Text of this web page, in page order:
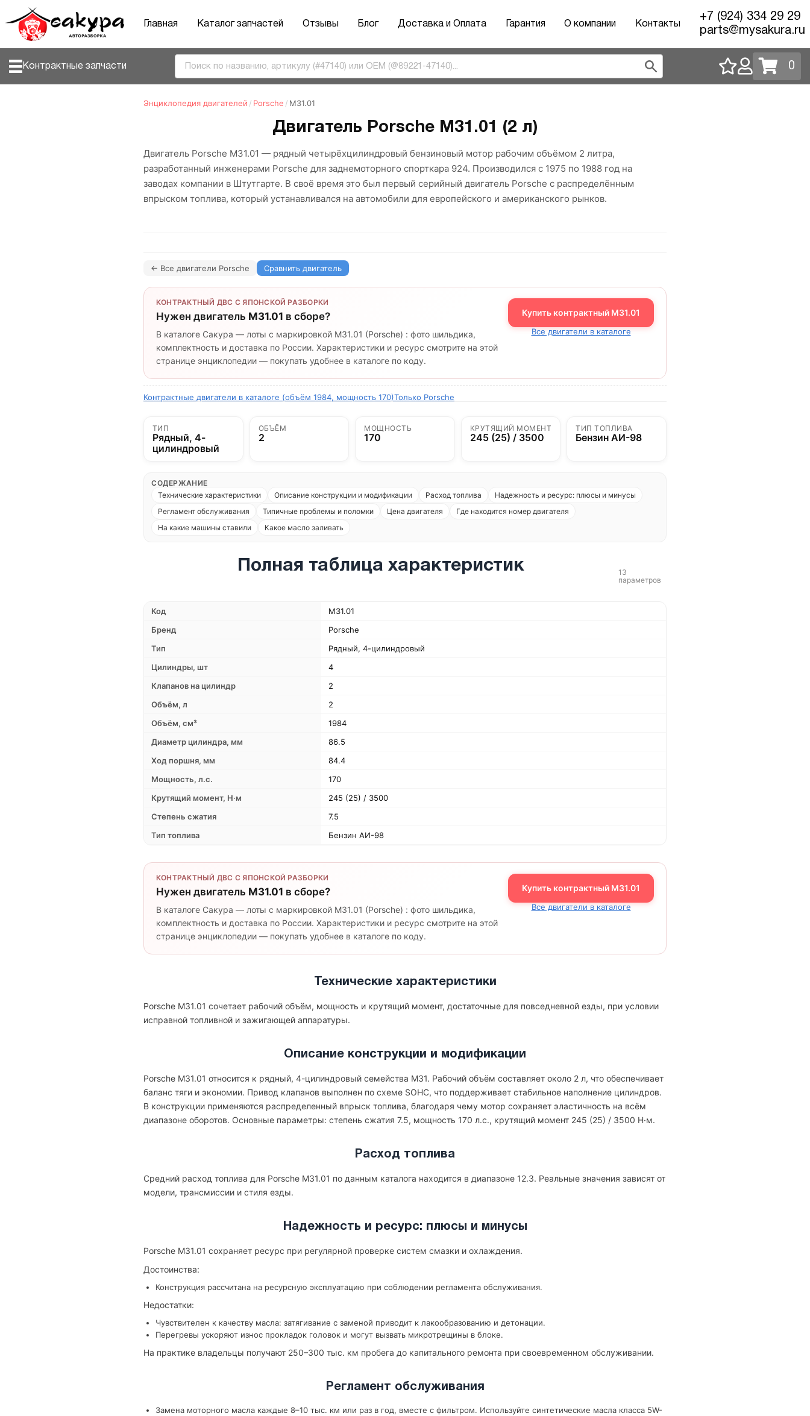
Главная Каталог запчастей Отзывы Блог Доставка и Оплата Гарантия О компании Контакты
+7 (924) 334 29 29
parts@mysakura.ru
Контрактные запчасти 0
Энциклопедия двигателей / Porsche / M31.01
Двигатель Porsche M31.01 (2 л)
Двигатель Porsche M31.01 — рядный четырёхцилиндровый бензиновый мотор рабочим объёмом 2 литра,
разработанный инженерами Porsche для заднемоторного спорткара 924. Производился с 1975 по 1988 год на
заводах компании в Штутгарте. В своё время это был первый серийный двигатель Porsche с распределённым
впрыском топлива, который устанавливался на автомобили для европейского и американского рынков.
← Все двигатели Porsche Сравнить двигатель
КОНТРАКТНЫЙ ДВС С ЯПОНСКОЙ РАЗБОРКИ
Нужен двигатель M31.01 в сборе?
В каталоге Сакура — лоты с маркировкой M31.01 (Porsche) : фото шильдика,
комплектность и доставка по России. Характеристики и ресурс смотрите на этой
странице энциклопедии — покупать удобнее в каталоге по коду.
Купить контрактный M31.01
Все двигатели в каталоге
Контрактные двигатели в каталоге (объём 1984, мощность 170)Только Porsche
ТИП
Рядный, 4-
цилиндровый
ОБЪЁМ
2
МОЩНОСТЬ
170
КРУТЯЩИЙ МОМЕНТ
245 (25) / 3500
ТИП ТОПЛИВА
Бензин АИ-98
СОДЕРЖАНИЕ
Технические характеристики
Описание конструкции и модификации Расход топлива
Надежность и ресурс: плюсы и минусы
Регламент обслуживания
Типичные проблемы и поломки Цена двигателя
Где находится номер двигателя
На какие машины ставили
Какое масло заливать
Полная таблица характеристик
13
параметров
Код
M31.01
Бренд
Porsche
Тип
Рядный, 4-цилиндровый
Цилиндры, шт
4
Клапанов на цилиндр
2
Объём, л
2
Объём, см³
1984
Диаметр цилиндра, мм
86.5
Ход поршня, мм
84.4
Мощность, л.с.
170
Крутящий момент, Н·м
245 (25) / 3500
Степень сжатия
7.5
Тип топлива
Бензин АИ-98
КОНТРАКТНЫЙ ДВС С ЯПОНСКОЙ РАЗБОРКИ
Нужен двигатель M31.01 в сборе?
В каталоге Сакура — лоты с маркировкой M31.01 (Porsche) : фото шильдика,
комплектность и доставка по России. Характеристики и ресурс смотрите на этой
странице энциклопедии — покупать удобнее в каталоге по коду.
Купить контрактный M31.01
Все двигатели в каталоге
Технические характеристики
Porsche M31.01 сочетает рабочий объём, мощность и крутящий момент, достаточные для повседневной езды, при условии
исправной топливной и зажигающей аппаратуры.
Описание конструкции и модификации
Porsche M31.01 относится к рядный, 4-цилиндровый семейства M31. Рабочий объём составляет около 2 л, что обеспечивает
баланс тяги и экономии. Привод клапанов выполнен по схеме SOHC, что поддерживает стабильное наполнение цилиндров.
В конструкции применяются распределенный впрыск топлива, благодаря чему мотор сохраняет эластичность на всём
диапазоне оборотов. Основные параметры: степень сжатия 7.5, мощность 170 л.с., крутящий момент 245 (25) / 3500 Н·м.
Расход топлива
Средний расход топлива для Porsche M31.01 по данным каталога находится в диапазоне 12.3. Реальные значения зависят от
модели, трансмиссии и стиля езды.
Надежность и ресурс: плюсы и минусы
Porsche M31.01 сохраняет ресурс при регулярной проверке систем смазки и охлаждения.
Достоинства:
Конструкция рассчитана на ресурсную эксплуатацию при соблюдении регламента обслуживания.
Недостатки:
Чувствителен к качеству масла: затягивание с заменой приводит к лакообразованию и детонации.
Перегревы ускоряют износ прокладок головок и могут вызвать микротрещины в блоке.
На практике владельцы получают 250–300 тыс. км пробега до капитального ремонта при своевременном обслуживании.
Регламент обслуживания
Замена моторного масла каждые 8–10 тыс. км или раз в год, вместе с фильтром. Используйте синтетические масла класса 5W-